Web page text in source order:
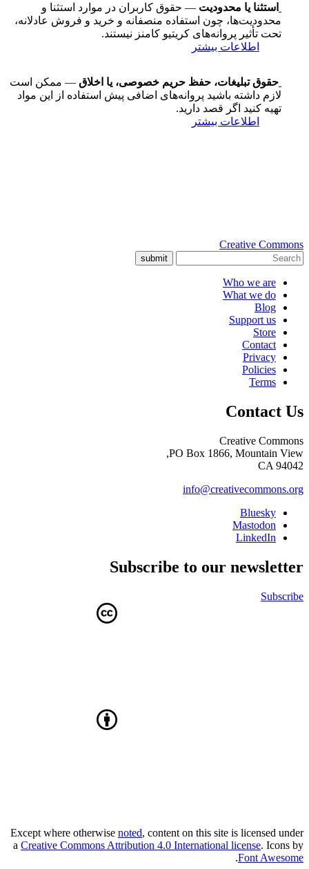
استثنا یا محدودیت — حقوق کاربران در موارد استثنا و
محدودیت‌ها، چون استفاده منصفانه و خرید و فروش عادلانه،
تحت تأثیر پروانه‌های کریتیو کامنز نیستند.
اطلاعات بیشتر
حقوق تبلیغات، حفظ حریم خصوصی، یا اخلاق — ممکن است
لازم داشته باشید پروانه‌های اضافی پیش استفاده از این مواد
تهیه کنید اگر قصد دارید.
اطلاعات بیشتر
Creative Commons
submit
Who we are
What we do
Blog
Support us
Store
Contact
Privacy
Policies
Terms
Contact Us
Creative Commons
PO Box 1866, Mountain View,
CA 94042
info@creativecommons.org
Bluesky
Mastodon
LinkedIn
Subscribe to our newsletter
Subscribe
Except where otherwise noted, content on this site is licensed under
a Creative Commons Attribution 4.0 International license. Icons by
Font Awesome
.